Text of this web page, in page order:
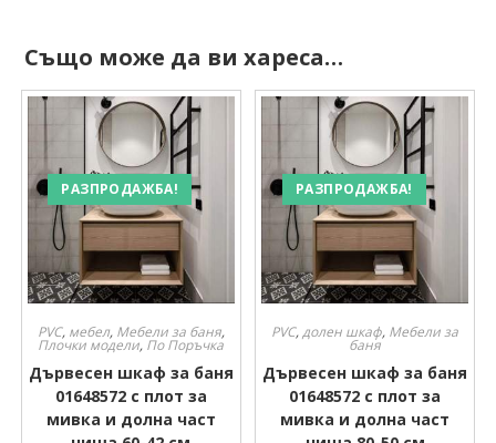
Също може да ви хареса…
РАЗПРОДАЖБА!
PVC, мебел, Мебели за баня,
Плочки модели, По Поръчка
Дървесен шкаф за баня
01648572 с плот за
мивка и долна част
РАЗПРОДАЖБА!
PVC,долен шкаф, Мебели за
баня
Дървесен шкаф за баня
01648572 с плот за
мивка и долна част